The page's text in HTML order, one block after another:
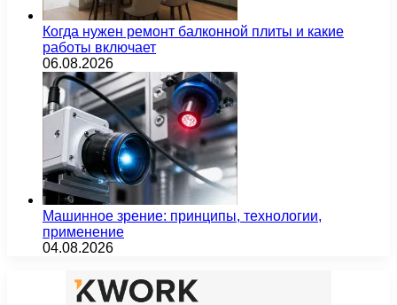
Когда нужен ремонт балконной плиты и какие
работы включает
06.08.2026
Машинное зрение: принципы, технологии,
применение
04.08.2026